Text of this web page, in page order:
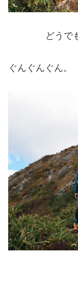
どうで
ぐんぐんぐん。